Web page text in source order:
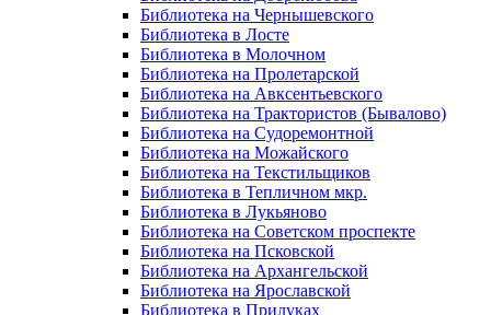
Библиотека на Чернышевского
Библиотека в Лосте
Библиотека в Молочном
Библиотека на Пролетарской
Библиотека на Авксентьевского
Библиотека на Трактористов (Бывалово)
Библиотека на Судоремонтной
Библиотека на Можайского
Библиотека на Текстильщиков
Библиотека в Тепличном мкр.
Библиотека в Лукьяново
Библиотека на Советском проспекте
Библиотека на Псковской
Библиотека на Архангельской
Библиотека на Ярославской
Библиотека в Прилуках